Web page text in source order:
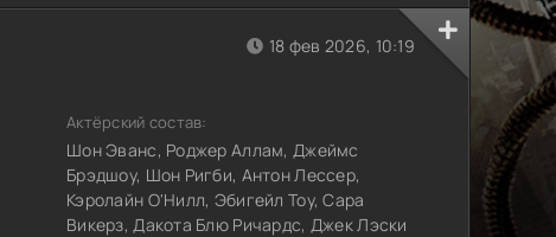
18 фев 2026, 10:19
Актёрский состав:
Шон Эванс, Роджер Аллам, Джеймс
Брэдшоу, Шон Ригби, Антон Лессер,
Кэролайн О'Нилл, Эбигейл Тоу, Сара
Викерз, Дакота Блю Ричардс, Джек Лэски